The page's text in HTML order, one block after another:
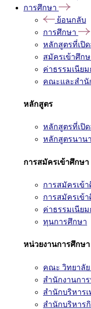
การศึกษา
ย้อนกลับ
การศึกษา
หลักสูตรที่เปิ
สมัครเข้าศึกษ
ค่าธรรมเนีย
คณะและสำนั
หลักสูตร
หลักสูตรที่เปิ
หลักสูตรนาน
การสมัครเข้าศึกษา
การสมัครเข้
การสมัครเข้
ค่าธรรมเนีย
ทุนการศึกษา
หน่วยงานการศึกษา
คณะ วิทยาลั
สำนักงานกา
สำนักบริหาร
สำนักบริหาร